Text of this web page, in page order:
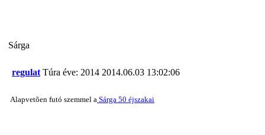
Sárga
regulat Túra éve: 2014 2014.06.03 13:02:06
Alapvetõen futó szemmel a Sárga 50 éjszakai